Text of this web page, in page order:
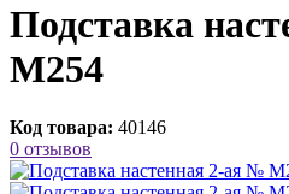
Подставка
М254
Код товара: 40146
0 отзывов